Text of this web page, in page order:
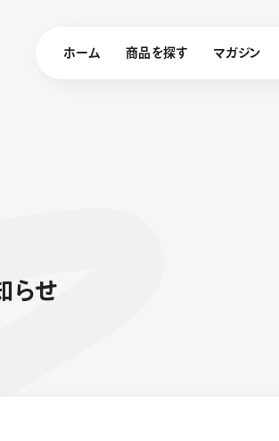
ホーム 商品を探す マガジン
エナージェル
シャープペン
消し具
らせ